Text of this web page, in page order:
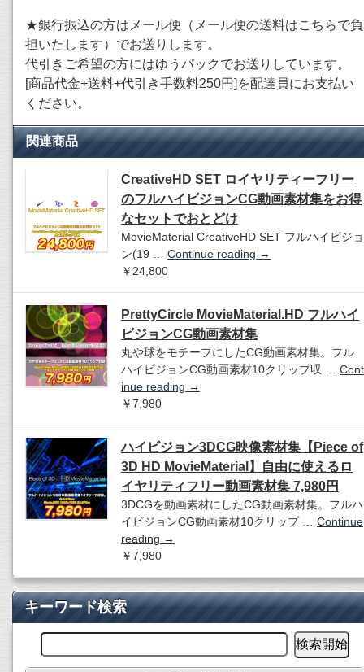
★銀行振込の方はメール便（メール便の送料はこちらで負
担いたします）でお送りします。
代引きご希望の方にはゆうパックでお送りしています。
[商品代金+送料+代引き手数料250円]を配達員にお支払い
ください。
関連商品
CreativeHD SET ロイヤリティーフリー
のフルハイビジョンCG動画素材集をお得
なセットでおとどけ
MovieMaterial CreativeHD SET フルハイビジョ
ン(19 … Continue reading →
￥24,800
PrettyCircle MovieMaterial.HD フルハイ
ビジョンCG動画素材集
丸や球をモチーフにしたCG動画素材集。フル
ハイビジョンCG動画素材10クリップ収 … Cont
inue reading →
￥7,980
ハイビジョン3DCG映像素材集【Piece of
3D HD MovieMaterial】自由に使えるロ
イヤリティフリー動画素材集 7,980円
3DCGを動画素材にしたCG動画素材集。フルハ
イビジョンCG動画素材10クリップ … Continue
reading →
￥7,980
キーワード検索